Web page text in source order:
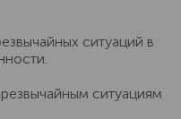
ситуаций в
ситуациям